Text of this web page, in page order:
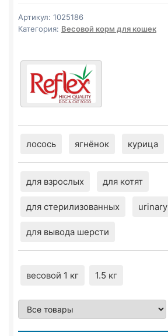
весовой
1кг
Артикул: 1025186
Категория: Весовой корм для кошек
лосось ягнёнок курица
для взрослых для котят
для стерилизованных urinary
для вывода шерсти
весовой 1 кг 1.5 кг